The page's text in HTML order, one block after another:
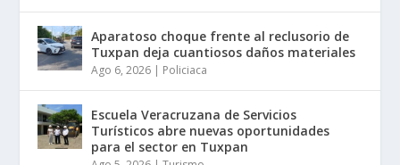
Aparatoso choque frente al reclusorio de
Tuxpan deja cuantiosos daños materiales
Ago 6, 2026 | Policiaca
Escuela Veracruzana de Servicios
Turísticos abre nuevas oportunidades
para el sector en Tuxpan